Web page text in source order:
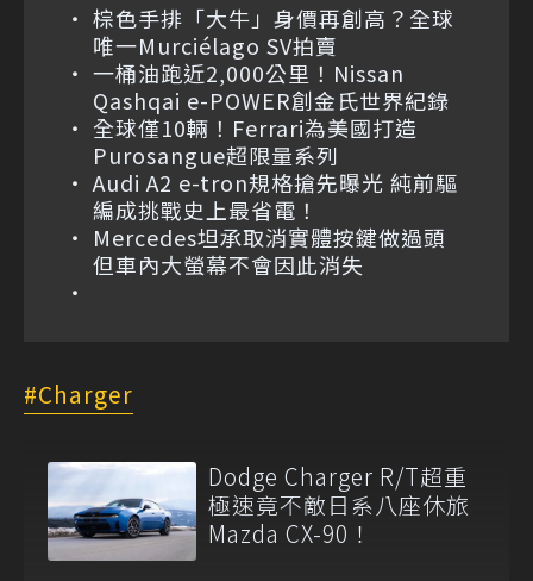
棕色手排「大牛」身價再創高？全球
唯一Murciélago SV拍賣
一桶油跑近2,000公里！Nissan
Qashqai e-POWER創金氏世界紀錄
全球僅10輛！Ferrari為美國打造
Purosangue超限量系列
Audi A2 e-tron規格搶先曝光 純前驅
編成挑戰史上最省電！
Mercedes坦承取消實體按鍵做過頭
但車內大螢幕不會因此消失
Charger
Dodge Charger R/T超重
極速竟不敵日系八座休旅
Mazda CX-90！